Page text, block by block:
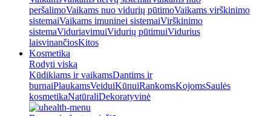
peršalimoVaikams nuo vidurių pūtimoVaikams virškinimo
sistemaiVaikams imuninei sistemaiVirškinimo
sistemaViduriavimuiVidurių pūtimuiVidurius
laisvinančiosKitos
Kosmetika
Rodyti viską
Kūdikiams ir vaikamsDantims ir
burnaiPlaukamsVeiduiKūnuiRankomsKojomsSaulės
kosmetikaNatūraliDekoratyvinė